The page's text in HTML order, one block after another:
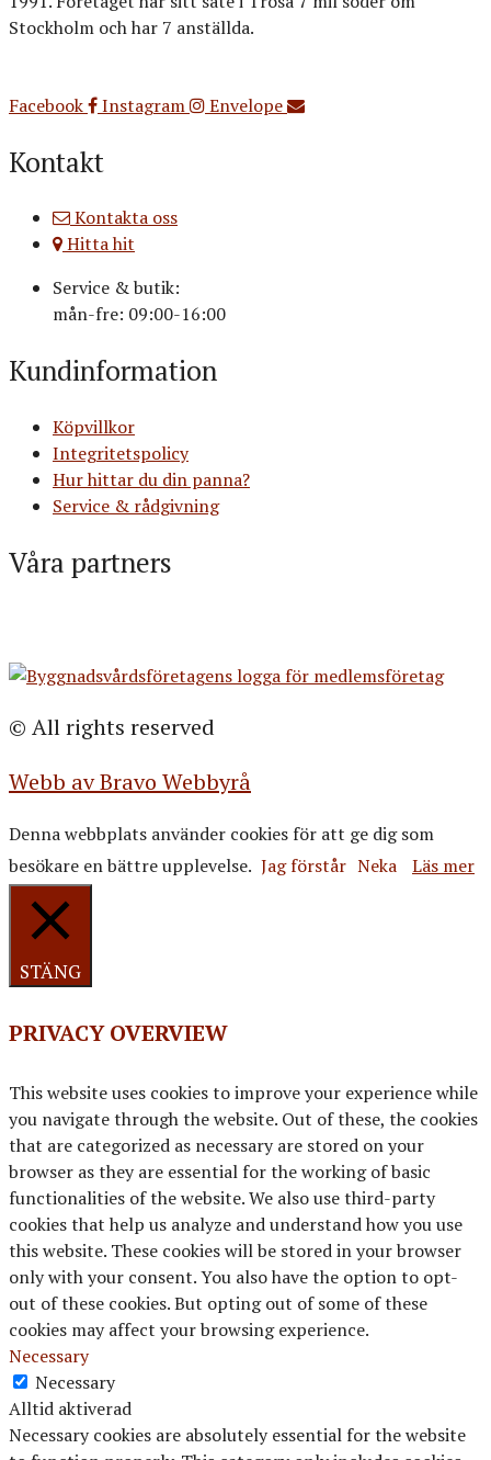
Stockholm och har 7 anställda.
Facebook
Instagram Envelope
Kontakt
Kontakta oss
Hitta hit
Service & butik:
mån-fre: 09:00-16:00
Kundinformation
Köpvillkor
Integritetspolicy
Hur hittar du din panna?
Service & rådgivning
Våra partners
© All rights reserved
Webb av Bravo Webbyrå
Denna webbplats använder cookies för att ge dig som
besökare en bättre upplevelse. Jag förstår Neka Läs mer
STÄNG
PRIVACY OVERVIEW
This website uses cookies to improve your experience while
you navigate through the website. Out of these, the cookies
that are categorized as necessary are stored on your
browser as they are essential for the working of basic
functionalities of the website. We also use third-party
cookies that help us analyze and understand how you use
this website. These cookies will be stored in your browser
only with your consent. You also have the option to opt-
out of these cookies. But opting out of some of these
cookies may affect your browsing experience.
Necessary
Necessary
Alltid aktiverad
Necessary cookies are absolutely essential for the website